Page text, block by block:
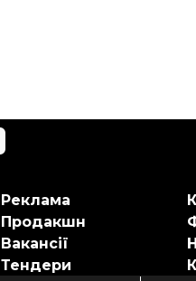
Реклама
Продакшн
Вакансії
Тендери